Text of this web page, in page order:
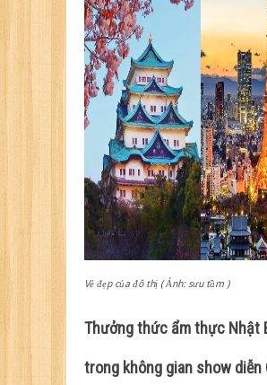
Vẻ đẹp của đô thị ( Ảnh: sưu tầm )
Thưởng thức ẩm thực Nhật
trong không gian show diễn